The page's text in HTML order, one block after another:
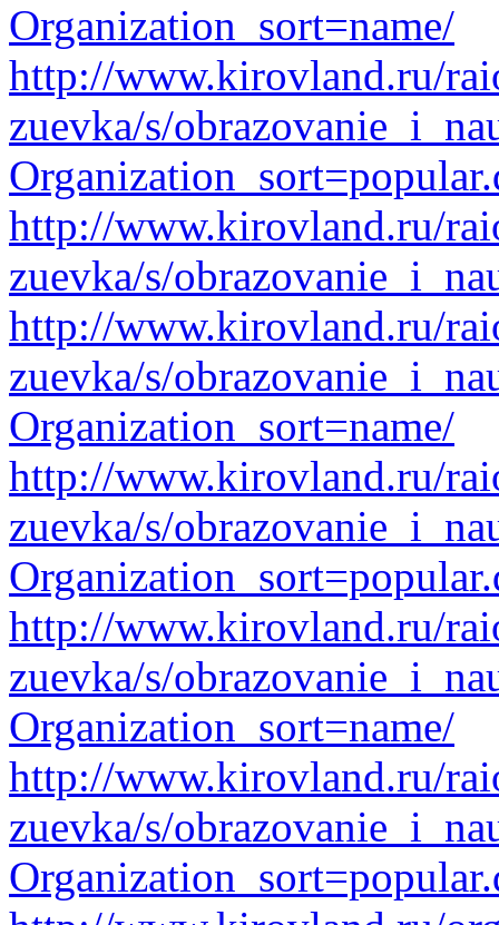
Organization_sort=name/
http://www.kirovland.ru/
zuevka/s/
http://www.kirovland.ru/
zuevka/s/
http://www.kirovland.ru/
zuevka/s/
Organization_sort=name/
http://www.kirovland.ru/
zuevka/s/
http://www.kirovland.ru/
zuevka/s/
Organization_sort=name/
http://www.kirovland.ru/
zuevka/s/